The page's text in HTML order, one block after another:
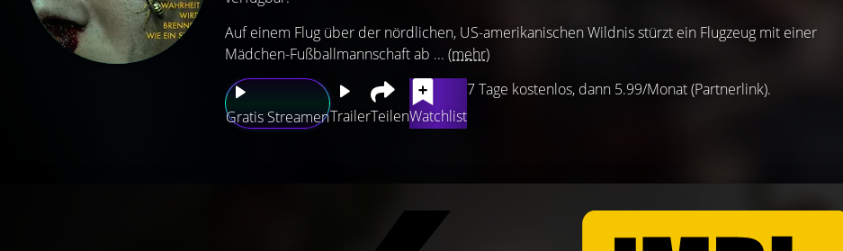
Gratis StreamenTrailerTeilenWatchlist
7 Tage kostenlos, dann 5.99/Monat (Partnerlink).
Auf einem Flug über der nördlichen, US-amerikanischen Wildnis stürzt ein Flugzeug mit einer
Mädchen-Fußballmannschaft ab ... (mehr)